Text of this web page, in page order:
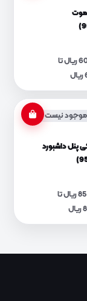
از 604,100,000 ریال تا
موجود نیست
پنل داشبورد
از 859,850,000 ریال تا